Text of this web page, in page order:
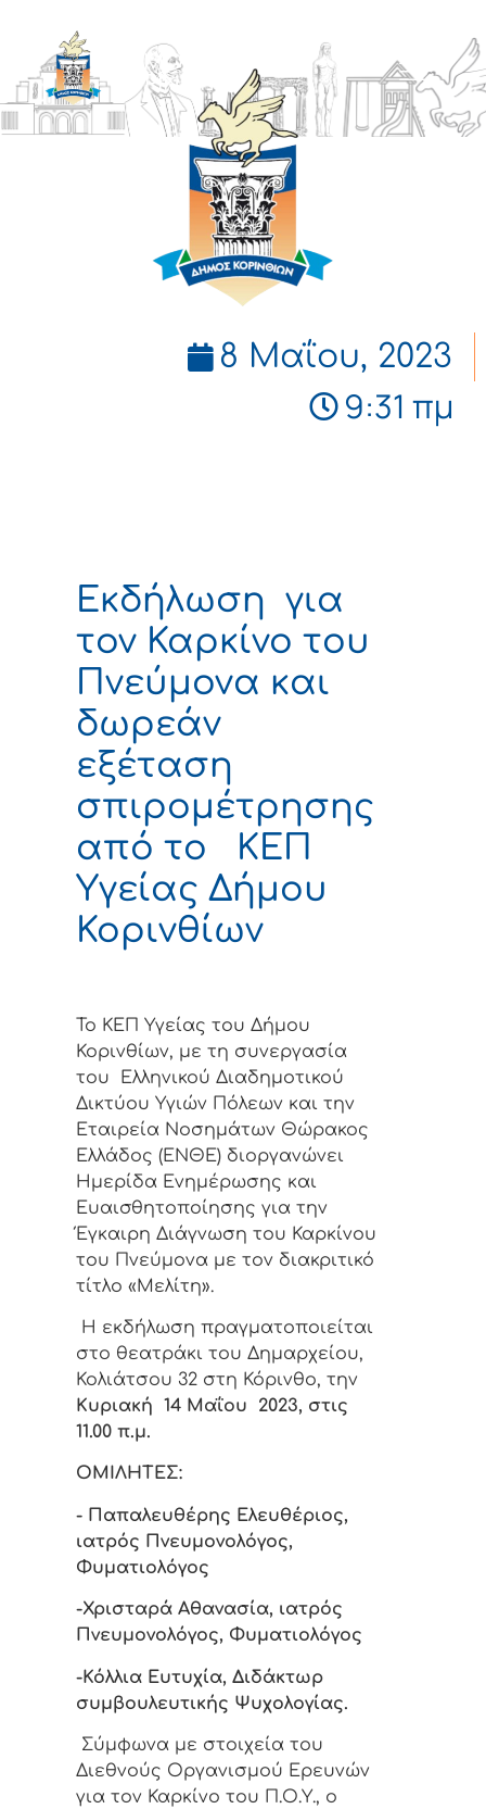
ΔΗΜΟΣ
ΚΟΡΙΝΘΙΩΝ
8 Μαΐου, 2023
9:31 πμ
Εκδήλωση για
τον Καρκίνο του
Πνεύμονα και
δωρεάν
εξέταση
σπιρομέτρησης
από το ΚΕΠ
Υγείας Δήμου
Κορινθίων
Το ΚΕΠ Υγείας του Δήμου
Κορινθίων, με τη συνεργασία
του Ελληνικού Διαδημοτικού
Δικτύου Υγιών Πόλεων και την
Εταιρεία Νοσημάτων Θώρακος
Ελλάδος (ΕΝΘΕ) διοργανώνει
Ημερίδα Ενημέρωσης και
Ευαισθητοποίησης για την
Έγκαιρη Διάγνωση του Καρκίνου
του Πνεύμονα με τον διακριτικό
τίτλο «Μελίτη».
Η εκδήλωση πραγματοποιείται
στο θεατράκι του Δημαρχείου,
Κολιάτσου 32 στη Κόρινθο, την
Κυριακή
14 Μαΐου 2023, στις
11.00 π.μ.
ΟΜΙΛΗΤΕΣ:
- Παπαλευθέρης Ελευθέριος,
ιατρός Πνευμονολόγος,
Φυματιολόγος
-Χρισταρά Αθανασία, ιατρός
Πνευμονολόγος, Φυματιολόγος
-Κόλλια Ευτυχία, Διδάκτωρ
συμβουλευτικής Ψυχολογίας.
Σύμφωνα με στοιχεία του
Διεθνούς Οργανισμού Ερευνών
για τον Καρκίνο του Π.Ο.Υ., ο